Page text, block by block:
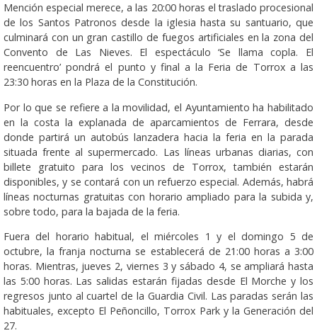
Mención especial merece, a las 20:00 horas el traslado procesional
de los Santos Patronos desde la iglesia hasta su santuario, que
culminará con un gran castillo de fuegos artificiales en la zona del
Convento de Las Nieves. El espectáculo ‘Se llama copla. El
reencuentro’ pondrá el punto y final a la Feria de Torrox a las
23:30 horas en la Plaza de la Constitución.
Por lo que se refiere a la movilidad, el Ayuntamiento ha habilitado
en la costa la explanada de aparcamientos de Ferrara, desde
donde partirá un autobús lanzadera hacia la feria en la parada
situada frente al supermercado. Las líneas urbanas diarias, con
billete gratuito para los vecinos de Torrox, también estarán
disponibles, y se contará con un refuerzo especial. Además, habrá
líneas nocturnas gratuitas con horario ampliado para la subida y,
sobre todo, para la bajada de la feria.
Fuera del horario habitual, el miércoles 1 y el domingo 5 de
octubre, la franja nocturna se establecerá de 21:00 horas a 3:00
horas. Mientras, jueves 2, viernes 3 y sábado 4, se ampliará hasta
las 5:00 horas. Las salidas estarán fijadas desde El Morche y los
regresos junto al cuartel de la Guardia Civil. Las paradas serán las
habituales, excepto El Peñoncillo, Torrox Park y la Generación del
27.